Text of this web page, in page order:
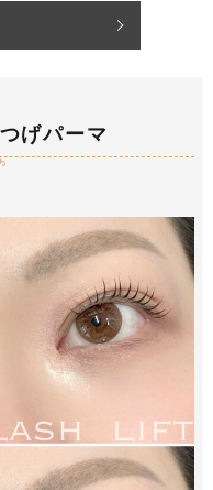
げパーマ